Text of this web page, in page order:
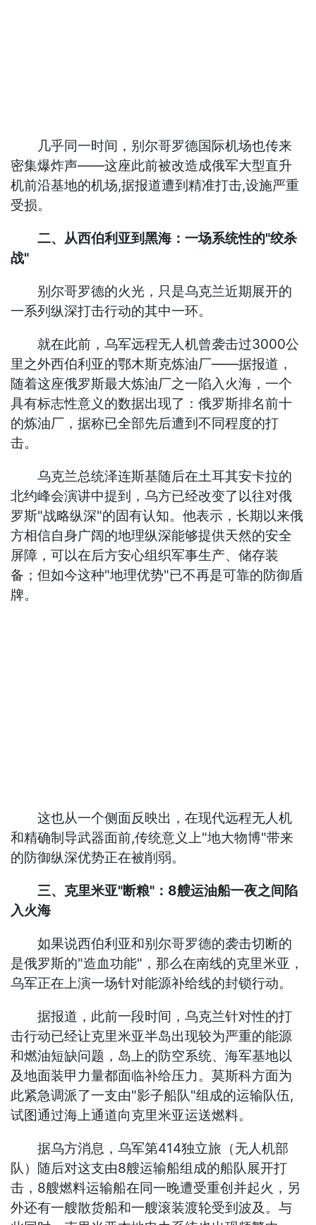
几乎同一时间，别尔哥罗德国际机场也传来
密集爆炸声——这座此前被改造成俄军大型直升
机前沿基地的机场,据报道遭到精准打击,设施严重
受损。
二、从西伯利亚到黑海：一场系统性的"绞杀
战"
别尔哥罗德的火光，只是乌克兰近期展开的
一系列纵深打击行动的其中一环。
就在此前，乌军远程无人机曾袭击过3000公
里之外西伯利亚的鄂木斯克炼油厂——据报道，
随着这座俄罗斯最大炼油厂之一陷入火海，一个
具有标志性意义的数据出现了：俄罗斯排名前十
的炼油厂，据称已全部先后遭到不同程度的打
击。
乌克兰总统泽连斯基随后在土耳其安卡拉的
北约峰会演讲中提到，乌方已经改变了以往对俄
罗斯"战略纵深"的固有认知。他表示，长期以来俄
方相信自身广阔的地理纵深能够提供天然的安全
屏障，可以在后方安心组织军事生产、储存装
备；但如今这种"地理优势"已不再是可靠的防御盾
牌。
这也从一个侧面反映出，在现代远程无人机
和精确制导武器面前,传统意义上"地大物博"带来
的防御纵深优势正在被削弱。
三、克里米亚"断粮"：8艘运油船一夜之间陷
入火海
如果说西伯利亚和别尔哥罗德的袭击切断的
是俄罗斯的"造血功能"，那么在南线的克里米亚，
乌军正在上演一场针对能源补给线的封锁行动。
据报道，此前一段时间，乌克兰针对性的打
击行动已经让克里米亚半岛出现较为严重的能源
和燃油短缺问题，岛上的防空系统、海军基地以
及地面装甲力量都面临补给压力。莫斯科方面为
此紧急调派了一支由"影子船队"组成的运输队伍,
试图通过海上通道向克里米亚运送燃料。
据乌方消息，乌军第414独立旅（无人机部
队）随后对这支由8艘运输船组成的船队展开打
击，8艘燃料运输船在同一晚遭受重创并起火，另
外还有一艘散货船和一艘滚装渡轮受到波及。与